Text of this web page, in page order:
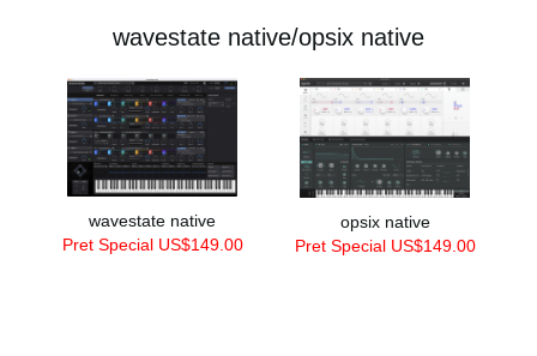
wavestate native/opsix native
wavestate native
Pret Special US$149.00
opsix native
Pret Special US$149.00